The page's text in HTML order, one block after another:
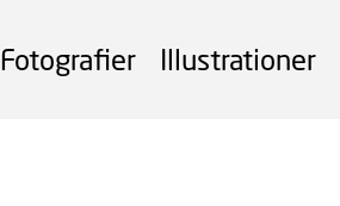
Fotografier Illustrationer